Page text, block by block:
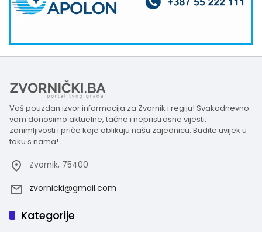
Vaš pouzdan izvor informacija za Zvornik i regiju! Svakodnevno
vam donosimo aktuelne, tačne i nepristrasne vijesti,
zanimljivosti i priče koje oblikuju našu zajednicu. Budite uvijek u
toku s nama!
Zvornik, 75400
zvornicki@gmail.com
Kategorije